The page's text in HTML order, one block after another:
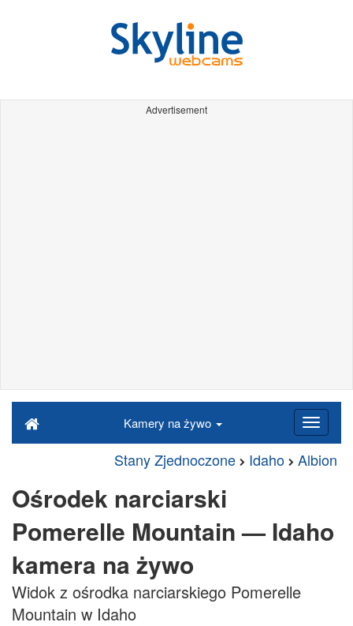
Advertisement
Kamery na żywo
Stany Zjednoczone Idaho Albion
Ośrodek narciarski
Pomerelle Mountain — Idaho
kamera na żywo
Widok z ośrodka narciarskiego Pomerelle
Mountain w Idaho